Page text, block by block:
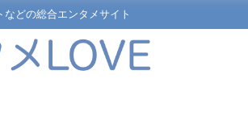
どの総合エンタメサイト